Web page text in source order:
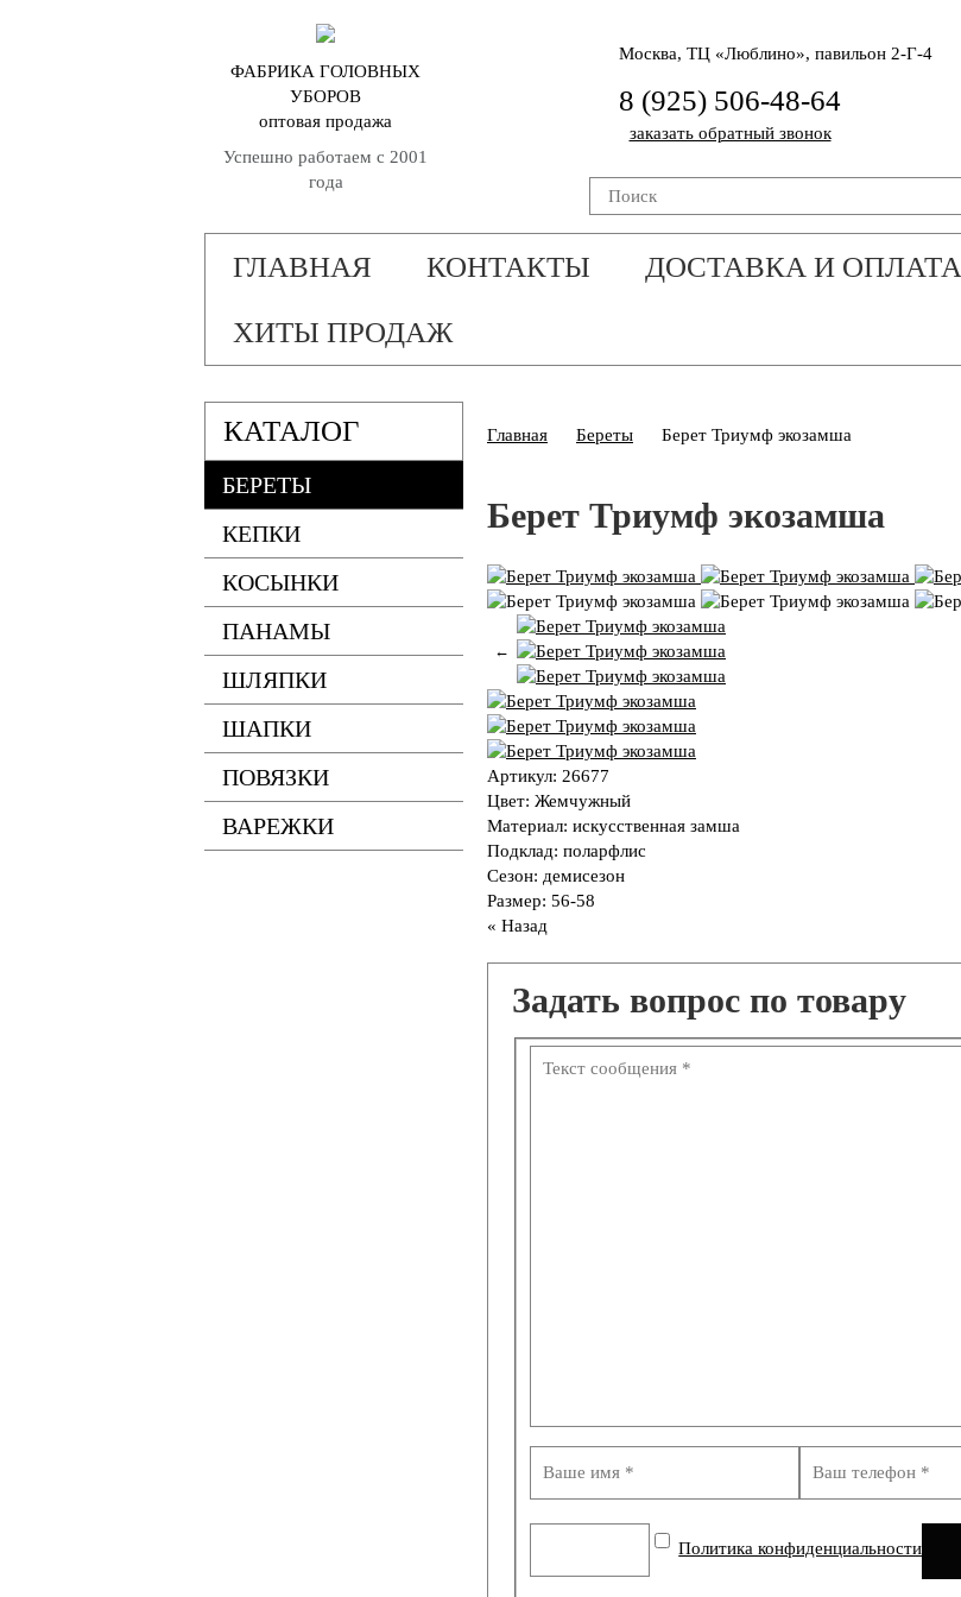
ФАБРИКА ГОЛОВНЫХ
УБОРОВ
оптовая продажа
Успешно работаем с 2001
года
Москва, ТЦ «Люблино», павильон 2-Г-4
8 (925) 506-48-64
заказать обратный звонок
ГЛАВНАЯ КОНТАКТЫ ДОСТАВКА И ОПЛАТА
ХИТЫ ПРОДАЖ
КАТАЛОГ
БЕРЕТЫ
КЕПКИ
КОСЫНКИ
ПАНАМЫ
ШЛЯПКИ
ШАПКИ
ПОВЯЗКИ
ВАРЕЖКИ
Главная Береты Берет Триумф экозамша
Берет Триумф экозамша
←
Артикул: 26677
Цвет: Жемчужный
Материал: искусственная замша
Подклад: поларфлис
Сезон: демисезон
Размер: 56-58
« Назад
Задать вопрос по товару
Политика конфиденциальности